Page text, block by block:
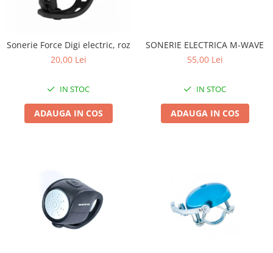
Furci cu suspensie
Ghidaje și întinzătoare lanț
Ghidoane și atașabile
Manete Schimbător, Frâna, Combo
Manete schimbător
Manșoane și ghidolină
Ghidolină
Sonerie Force Digi electric, roz
20,00 Lei
IN STOC
ADAUGA IN COS
SONERIE ELECTRICA M-WAVE
55,00 Lei
IN STOC
ADAUGA IN COS